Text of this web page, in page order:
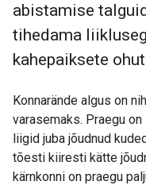
abistamise
tihedama
kahepaiksete
Konnarände algus on
varasemaks. Praegu
liigid juba jõudnud
tõesti kiiresti kätte
kärnkonni on praegu